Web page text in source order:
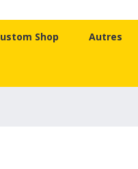
Shop Autres